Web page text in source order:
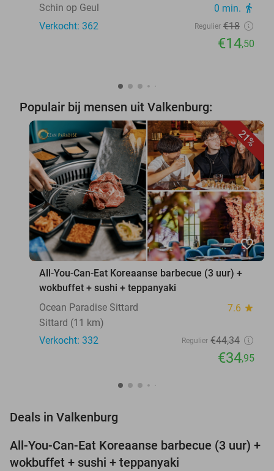
Schin op Geul 0 min. directions_walk
Verkocht: 362 Regulier €18
€14,50
Populair bij mensen uit Valkenburg:
21%
favorite_border
All-You-Can-Eat Koreaanse barbecue (3 uur) +
wokbuffet + sushi + teppanyaki
Ocean Paradise Sittard
7.6 star
Sittard (11 km)
Verkocht: 332
Regulier €44,34
€34,95
Deals in Valkenburg
21%
All-You-Can-Eat Koreaanse barbecue (3 uur) +
wokbuffet + sushi + teppanyaki